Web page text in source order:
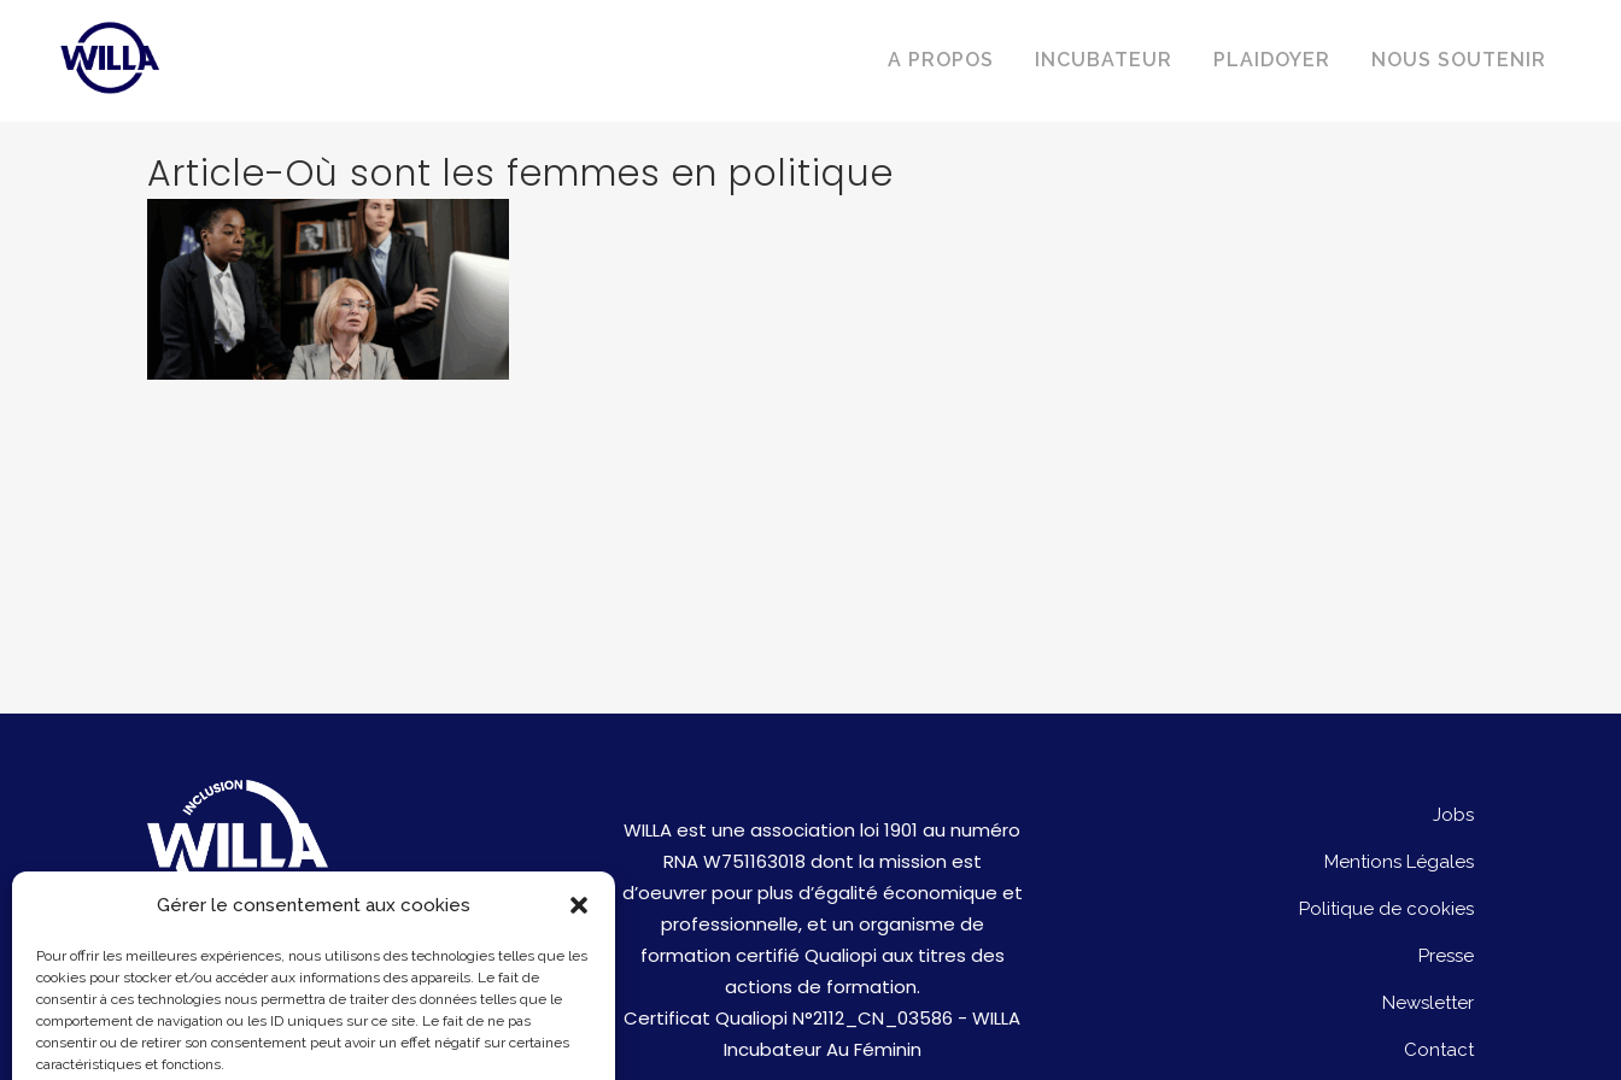
Gérer le consentement aux cookies
Pour offrir les meilleures expériences, nous utilisons des technologies telles que les
cookies pour stocker et/ou accéder aux informations des appareils. Le fait de
consentir à ces technologies nous permettra de traiter des données telles que le
comportement de navigation ou les ID uniques sur ce site. Le fait de ne pas
consentir ou de retirer son consentement peut avoir un effet négatif sur certaines
caractéristiques et fonctions.
A PROPOS INCUBATEUR PLAIDOYER NOUS SOUTENIR
Article-Où sont les femmes en politique
6 Rue du Sentier
75002 Paris
Email :contact@hellowilla.co
WILLA est une association loi 1901 au numéro
RNA W751163018 dont la mission est
d’oeuvrer pour plus d’égalité économique et
professionnelle, et un organisme de
formation certifié Qualiopi aux titres des
actions de formation.
Certificat Qualiopi N°2112_CN_03586 - WILLA
Incubateur Au Féminin
Jobs
Mentions Légales
Politique de cookies
Presse
Newsletter
Contact